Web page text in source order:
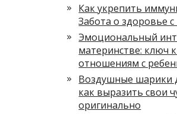
Как укрепить
Забота о здоровье
Эмоциональный
материнстве: ключ
отношениям с
Воздушные шарики
как выразить свои
оригинально